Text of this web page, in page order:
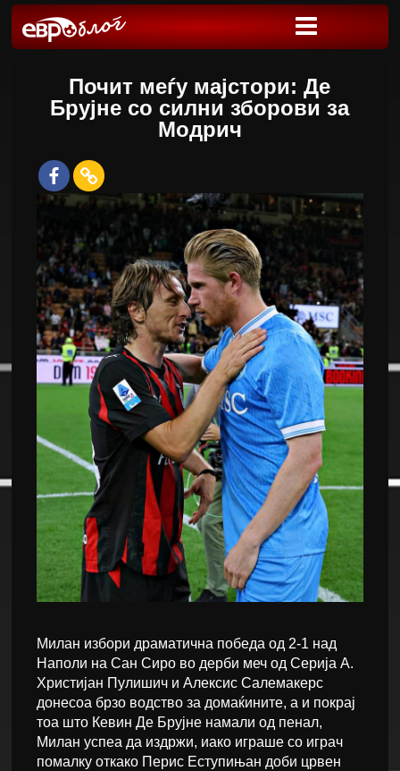
Почит меѓу мајстори: Де
Брујне со силни зборови за
Модрич
Милан избори драматична победа од 2-1 над
Наполи на Сан Сиро во дерби меч од Серија А.
Христијан Пулишич и Алексис Салемакерс
донесоа брзо водство за домаќините, а и покрај
тоа што Кевин Де Брујне намали од пенал,
Милан успеа да издржи, иако играше со играч
помалку откако Перис Еступињан доби црвен